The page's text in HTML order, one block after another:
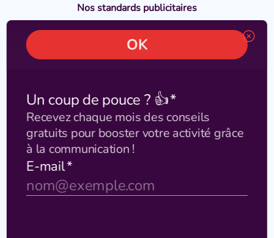
Nos standards publicitaires
En savoir plus
Blog
Nous suivre :